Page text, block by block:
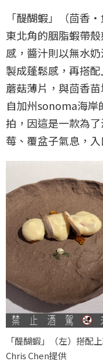
「醍醐蝦」（茴香
東北角的胭脂蝦帶
感，醬汁則以無水
製成蓬鬆感，再搭
蘑菇薄片，與茴香
自加州sonoma海岸
拍，因這是一款為
莓、覆盆子氣息，
「醍醐蝦」（左）搭配
Chris Chen提供